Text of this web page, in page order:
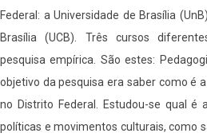
Federal: a Universidade de Brasília
Brasília (UCB). Três cursos
pesquisa empírica. São estes:
objetivo da pesquisa era saber como é
no Distrito Federal. Estudou-se qual é
políticas e movimentos culturais, como